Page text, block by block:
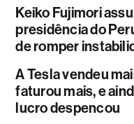
Keiko Fujimori
presidência do
de romper
A Tesla vendeu
faturou mais, e
lucro despencou